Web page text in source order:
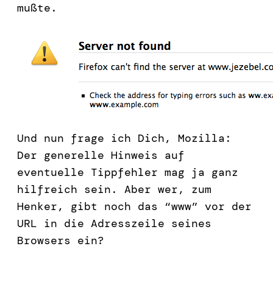
mußte.
Und nun frage ich Dich, Mozilla:
Der generelle Hinweis auf
eventuelle Tippfehler mag ja ganz
hilfreich sein. Aber wer, zum
Henker, gibt noch das “www” vor der
URL in die Adresszeile seines
Browsers ein?